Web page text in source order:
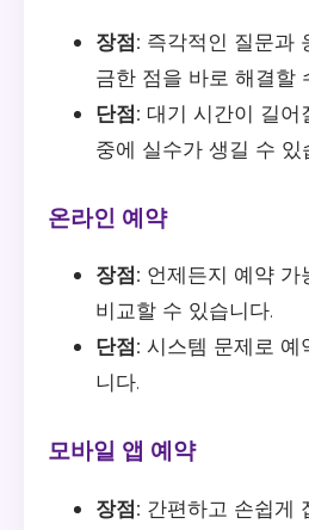
장점: 즉각적인 질문과
금한 점을 바로 해결할
단점: 대기 시간이 길어
중에 실수가 생길 수 있
온라인 예약
장점: 언제든지 예약 가
비교할 수 있습니다.
단점: 시스템 문제로 예
니다.
모바일 앱 예약
장점: 간편하고 손쉽게